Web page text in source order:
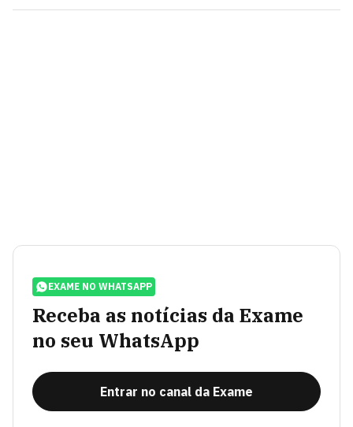
EXAME NO WHATSAPP
Receba as notícias da Exame
no seu WhatsApp
Entrar no canal da Exame